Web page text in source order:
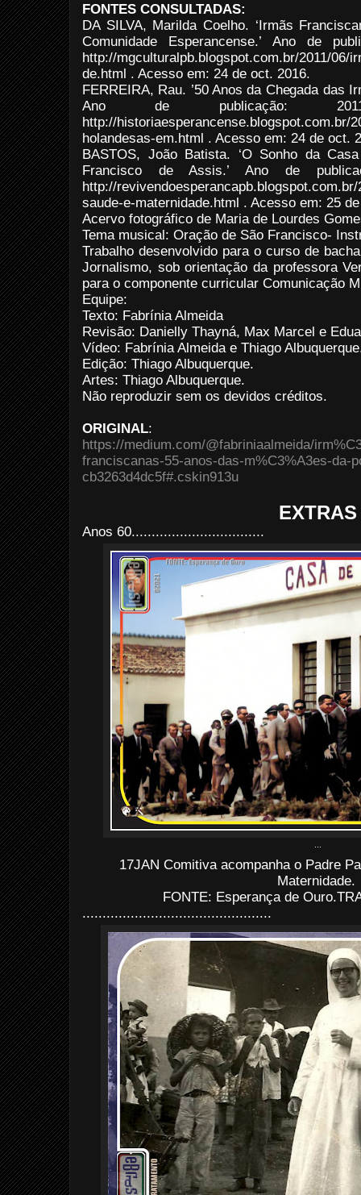
FONTES CONSULTADAS:
DA SILVA, Marilda Coelho. ‘Irmãs
Comunidade Esperancense.’ Ano de
http://mgculturalpb.blogspot.com.br/2011/06/
de.html . Acesso em: 24 de oct. 2016.
FERREIRA, Rau. ’50 Anos da Chegada das
Ano de publicação:
http://historiaesperancense.blogspot.com.br/
holandesas-em.html . Acesso em: 24 de oct.
BASTOS, João Batista. ‘O Sonho da
Francisco de Assis.’ Ano de
http://
saude-e-maternidade.html . Acesso em: 25
Acervo fotográfico de Maria de Lourdes
Tema musical: Oração de São Francisco-
Trabalho desenvolvido para o curso de
Jornalismo, sob orientação da professora
para o componente curricular Comunicação
Equipe:
Texto: Fabrínia Almeida
Revisão: Danielly Thayná, Max Marcel e
Vídeo: Fabrínia Almeida e Thiago
Edição: Thiago Albuquerque.
Artes: Thiago Albuquerque.
Não reproduzir sem os devidos créditos.
ORIGINAL:
https://medium.com/@fabriniaalmeida/
franciscanas-55-anos-das-m%C3%A3es-da-
cb3263d4dc5f#.cskin913u
EXTRAS
Anos 60.................................
17JAN Comitiva acompanha o Padre
Maternidade.
FONTE: Esperança de
...............................................